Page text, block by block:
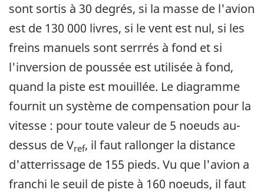
sont sortis à 30 degrés, si la masse de l'avion
est de 130 000 livres, si le vent est nul, si les
freins manuels sont serrrés à fond et si
l'inversion de poussée est utilisée à fond,
quand la piste est mouillée. Le diagramme
fournit un système de compensation pour la
vitesse : pour toute valeur de 5 noeuds au-
dessus de Vref, il faut rallonger la distance
d'atterrissage de 155 pieds. Vu que l'avion a
franchi le seuil de piste à 160 noeuds, il faut